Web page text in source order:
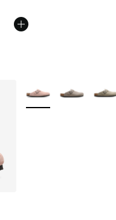
Plus de couleurs